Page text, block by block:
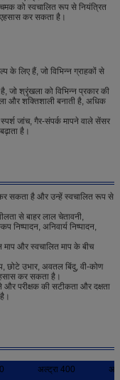
को स्वचालित रूप से नियंत्रित
कर सकता है।
लिए हैं, जो विभिन्न ग्राहकों से
जो श्रृंखला को विभिन्न प्रकार की
और शक्तिशाली बनाती है, अधिक
जांच, गैर-संपर्क मापने वाले सेंसर
है।
सकता है और उन्हें स्वचालित रूप से
से बाहर लाल चेतावनी,
निष्पादन, अनिवार्य निष्पादन,
और स्वचालित माप के बीच
छोटे उभार, अवतल बिंदु, वी-कोण
कर सकता है।
परीक्षक की सटीकता और दक्षता
अल्ट्रा 400